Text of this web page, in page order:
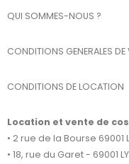
QUI SOMMES-NOUS ?
CONDITIONS GENERALES DE
CONDITIONS DE LOCATION
Location et vente de
• 2 rue de la Bourse 69001
• 18, rue du Garet - 69001